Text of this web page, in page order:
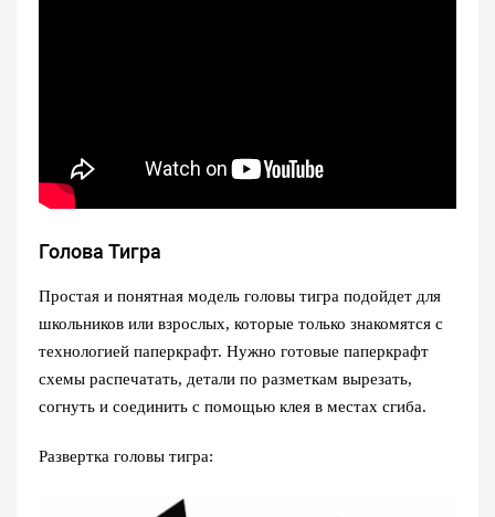
Голова Тигра
Простая и понятная модель головы тигра подойдет для
школьников или взрослых, которые только знакомятся с
технологией паперкрафт. Нужно готовые паперкрафт
схемы распечатать, детали по разметкам вырезать,
согнуть и соединить с помощью клея в местах сгиба.
Развертка головы тигра: